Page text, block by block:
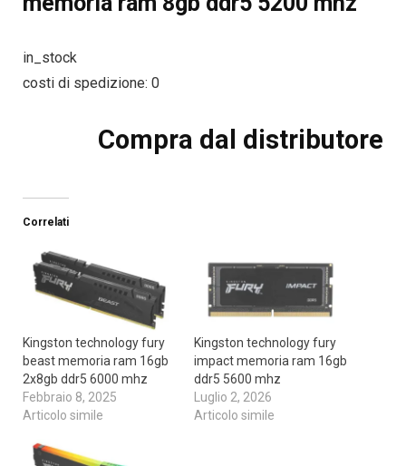
in_stock
costi di spedizione: 0
Compra dal distributore
Correlati
Kingston technology fury
beast memoria ram 16gb
2x8gb ddr5 6000 mhz
Febbraio 8, 2025
Articolo simile
Kingston technology fury
impact memoria ram 16gb
ddr5 5600 mhz
Luglio 2, 2026
Articolo simile